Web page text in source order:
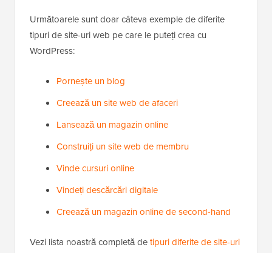
Următoarele sunt doar câteva exemple de diferite
tipuri de site-uri web pe care le puteți crea cu
WordPress:
Pornește un blog
Creează un site web de afaceri
Lansează un magazin online
Construiți un site web de membru
Vinde cursuri online
Vindeți descărcări digitale
Creează un magazin online de second-hand
Vezi lista noastră completă detipuri diferite de site-uri